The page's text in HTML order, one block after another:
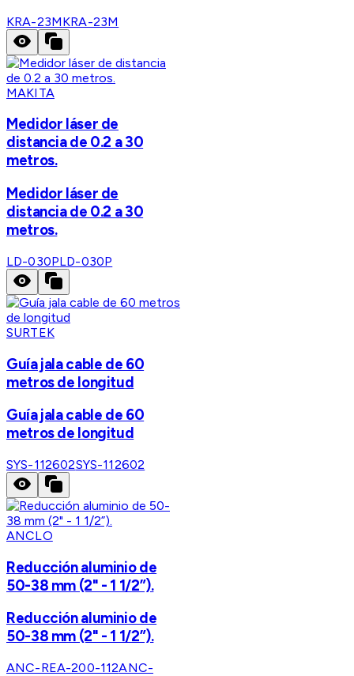
KRA-23MKRA-23M
MAKITA
Medidor láser de
distancia de 0.2 a 30
metros.
Medidor láser de
distancia de 0.2 a 30
metros.
LD-030PLD-030P
SURTEK
Guía jala cable de 60
metros de longitud
Guía jala cable de 60
metros de longitud
SYS-112602SYS-112602
ANCLO
Reducción aluminio de
50-38 mm (2" - 1 1/2”).
Reducción aluminio de
50-38 mm (2" - 1 1/2”).
ANC-REA-200-112ANC-